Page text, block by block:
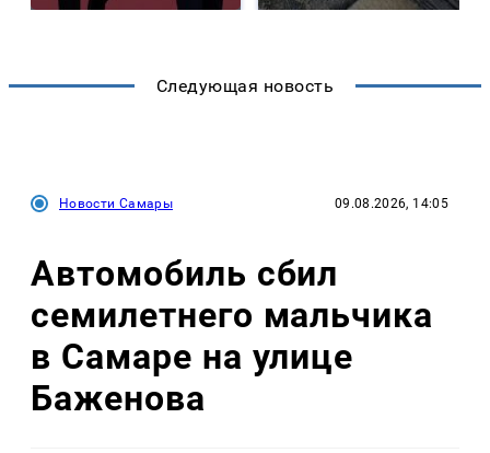
Следующая новость
Новости Самары 09.08.2026, 14:05
Автомобиль сбил
семилетнего мальчика
в Самаре на улице
Баженова